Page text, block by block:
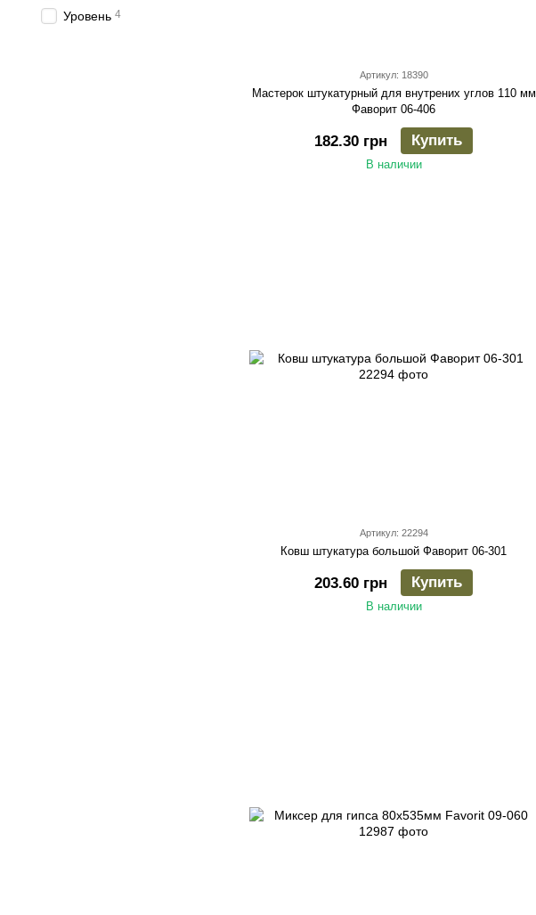
Артикул: 18390
Мастерок штукатурный для внутрених углов 110 мм
Фаворит 06-406
182.30 грн Купить
В наличии
Артикул: 22294
Ковш штукатура большой Фаворит 06-301
203.60 грн Купить
В наличии
Уровень 4